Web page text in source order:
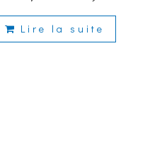
Lire la suite